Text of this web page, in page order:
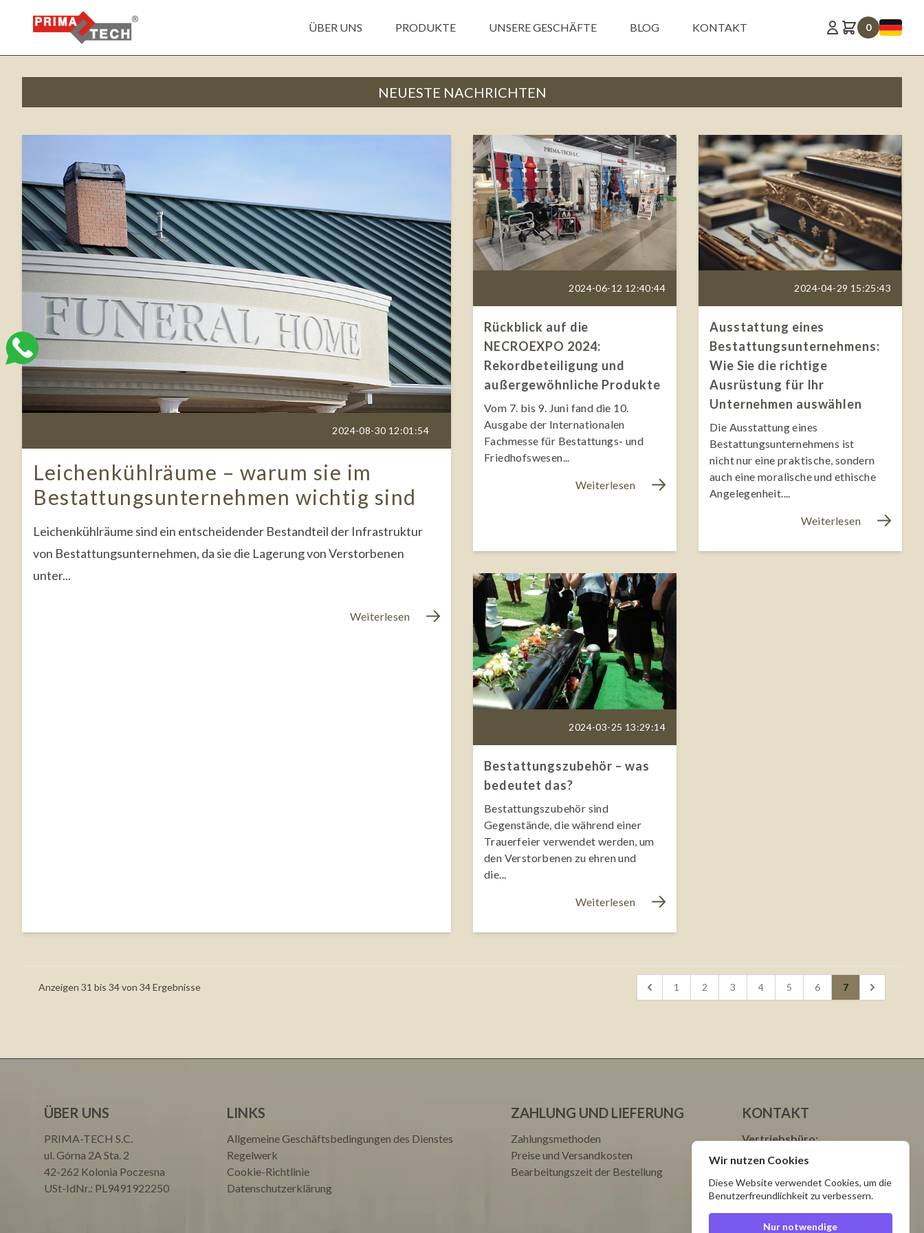
ÜBER UNS PRODUKTE UNSERE GESCHÄFTE BLOG KONTAKT 0
NEUESTE NACHRICHTEN
2024-08-30 12:01:54
Leichenkühlräume – warum sie im
Bestattungsunternehmen wichtig sind
Leichenkühlräume sind ein entscheidender Bestandteil der Infrastruktur
von Bestattungsunternehmen, da sie die Lagerung von Verstorbenen
unter...
Weiterlesen
2024-06-12 12:40:44
Rückblick auf die
NECROEXPO 2024:
Rekordbeteiligung und
außergewöhnliche Produkte
Vom 7. bis 9. Juni fand die 10.
Ausgabe der Internationalen
Fachmesse für Bestattungs- und
Friedhofswesen...
Weiterlesen
2024-04-29 15:25:43
Ausstattung eines
Bestattungsunternehmens:
Wie Sie die richtige
Ausrüstung für Ihr
Unternehmen auswählen
Die Ausstattung eines
Bestattungsunternehmens ist
nicht nur eine praktische, sondern
auch eine moralische und ethische
Angelegenheit....
Weiterlesen
2024-03-25 13:29:14
Bestattungszubehör – was
bedeutet das?
Bestattungszubehör sind
Gegenstände, die während einer
Trauerfeier verwendet werden, um
den Verstorbenen zu ehren und
die...
Weiterlesen
Anzeigen 31 bis 34von 34Ergebnisse 1 2 3 4 5 6 7
ÜBER UNS
PRIMA-TECH S.C.
ul. Górna 2A Sta. 2
42-262 Kolonia Poczesna
USt-IdNr.: PL9491922250
LINKS
Allgemeine Geschäftsbedingungen des Dienstes
Regelwerk
Cookie-Richtlinie
Datenschutzerklärung
ZAHLUNG UND LIEFERUNG
Zahlungsmethoden
Preise und Versandkosten
Bearbeitungszeit der Bestellung
KONTAKT
Vertriebsbüro:
tel./fax: +48 34 328 51 48
tel.: +48 665 699 599 Natalia
tel.: +48 34 328 59 25
Wir nutzen Cookies
Diese Website verwendet Cookies, um die
Benutzerfreundlichkeit zu verbessern.
Nur notwendige